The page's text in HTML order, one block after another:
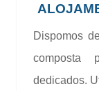
Dispomos
composta
dedicados.